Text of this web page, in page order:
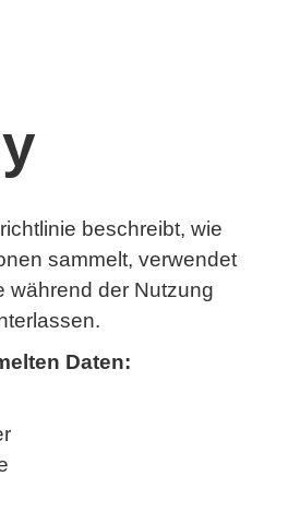
beschreibt, wie
sammelt, verwendet
während der Nutzung
Daten: